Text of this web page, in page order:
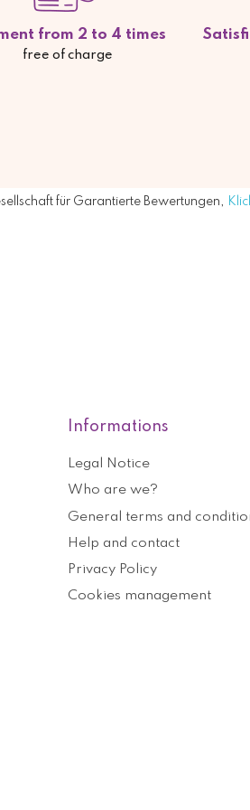
from 2 to 4 times
free of charge
für Garantierte Bewertungen,
Informations
Legal Notice
Who are we?
General terms and
Help and contact
Privacy Policy
Cookies management